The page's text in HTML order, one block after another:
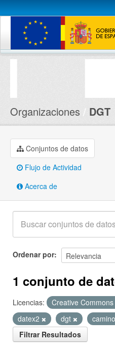
Conjuntos de datos
Organizaciones DGT
Conjuntos de datos
Flujo de Actividad
Acerca de
Ordenar por
1 conjunto de
Licencias: Creative
datex2
dgt camino
Filtrar Resultados